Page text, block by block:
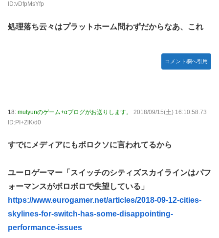
ID:vDfpMsYfp
処理落ち云々はプラットホーム問わずだからなあ、これ
コメント欄へ引用
18: mutyunのゲーム+αブログがお送りします。
2018/09/15(土) 16:10:58.73
ID:PI+ZlK/d0
すでにメディアにもボロクソに言われてるから
ユーロゲーマー「スイッチのシティズスカイラインはパフ
ォーマンスがボロボロで失望している」
https://www.eurogamer.net/articles/2018-09-12-cities-
skylines-for-switch-has-some-disappointing-
performance-issues